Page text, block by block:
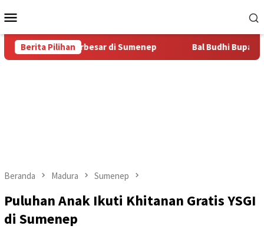
ke
Mobile
Berita Pilihan
Budhi Terbesar di Sumenep Bal Budhi Bupati Cup
Beranda Madura Sumenep
Puluhan Anak Ikuti Khitanan Gratis YSGI
di Sumenep